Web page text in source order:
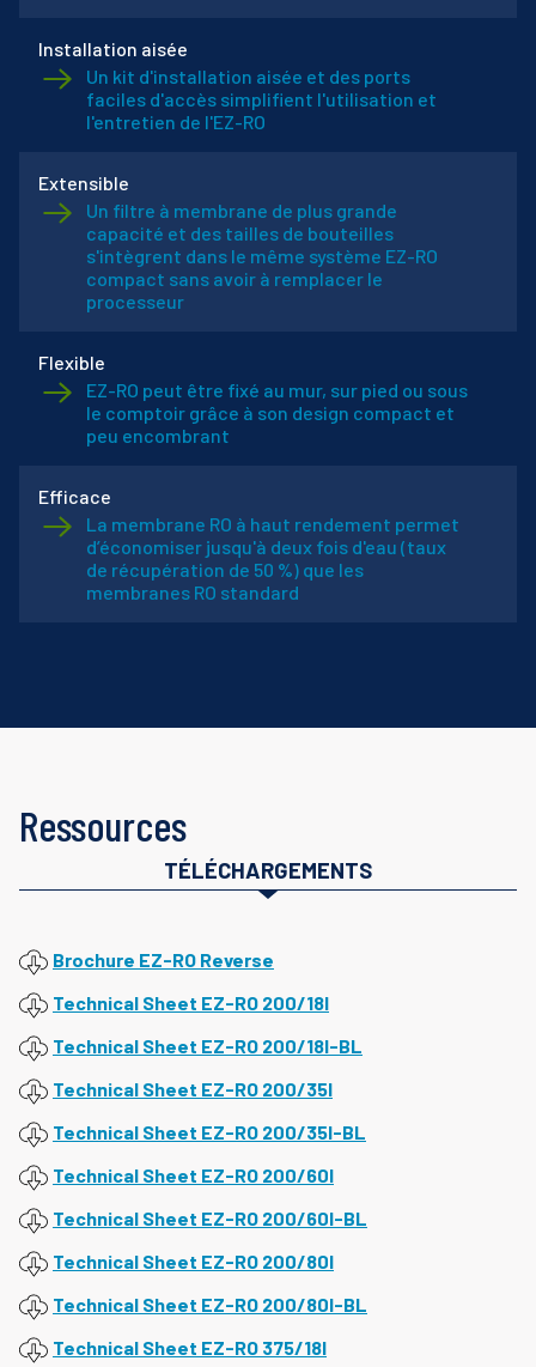
Installation aisée
Un kit d'installation aisée et des ports
faciles d'accès simplifient l'utilisation et
l'entretien de l'EZ-RO
Extensible
Un filtre à membrane de plus grande
capacité et des tailles de bouteilles
s'intègrent dans le même système EZ-RO
compact sans avoir à remplacer le
processeur
Flexible
EZ-RO peut être fixé au mur, sur pied ou sous
le comptoir grâce à son design compact et
peu encombrant
Efficace
La membrane RO à haut rendement permet
d’économiser jusqu'à deux fois d'eau (taux
de récupération de 50 %) que les
membranes RO standard
Ressources
TÉLÉCHARGEMENTS
Brochure EZ-RO Reverse
Technical Sheet EZ-RO 200/18l
Technical Sheet EZ-RO 200/18l-BL
Technical Sheet EZ-RO 200/35l
Technical Sheet EZ-RO 200/35l-BL
Technical Sheet EZ-RO 200/60l
Technical Sheet EZ-RO 200/60l-BL
Technical Sheet EZ-RO 200/80l
Technical Sheet EZ-RO 200/80l-BL
Technical Sheet EZ-RO 375/18l